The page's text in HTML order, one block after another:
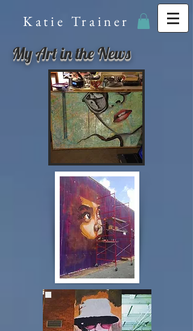
Katie Trainer
My Art in the News